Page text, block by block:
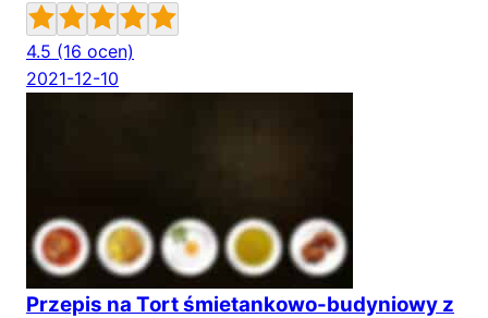
4.5 (16 ocen)
2021-12-10
Przepis na Tort śmietankowo-budyniowy z